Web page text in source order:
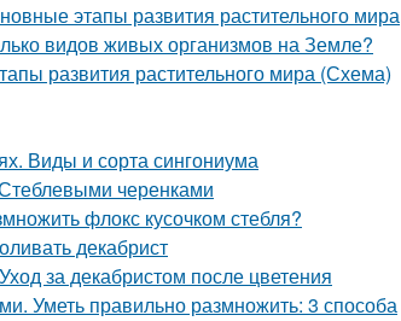
этапы развития растительного мира
видов живых организмов на Земле?
развития растительного мира (Схема)
Виды и сорта сингониума
черенками
флокс кусочком стебля?
декабрист
за декабристом после цветения
Уметь правильно размножить: 3 способа